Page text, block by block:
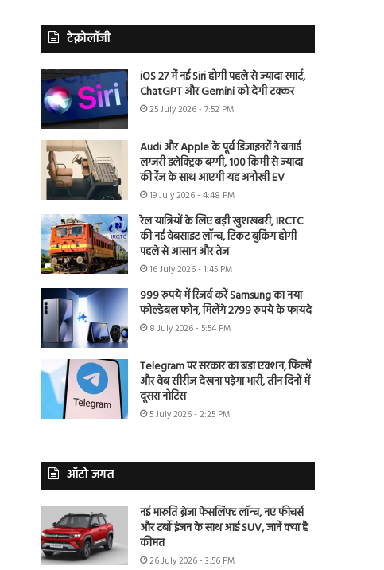
टेक्नोलॉजी
iOS 27 में नई Siri होगी पहले से ज्यादा स्मार्ट,
ChatGPT और Gemini को देगी टक्कर
25 July 2026 - 7:52 PM
Audi और Apple के पूर्व डिजाइनरों ने बनाई
लग्जरी इलेक्ट्रिक बग्गी, 100 किमी से ज्यादा
की रेंज के साथ आएगी यह अनोखी EV
19 July 2026 - 4:48 PM
रेल यात्रियों के लिए बड़ी खुशखबरी, IRCTC
की नई वेबसाइट लॉन्च, टिकट बुकिंग होगी
पहले से आसान और तेज
16 July 2026 - 1:45 PM
999 रुपये में रिजर्व करें Samsung का नया
फोल्डेबल फोन, मिलेंगे 2799 रुपये के फायदे
8 July 2026 - 5:54 PM
Telegram पर सरकार का बड़ा एक्शन, फिल्में
और वेब सीरीज देखना पड़ेगा भारी, तीन दिनों में
दूसरा नोटिस
5 July 2026 - 2:25 PM
ऑटो जगत
नई मारुति ब्रेजा फेसलिफ्ट लॉन्च, नए फीचर्स
और टर्बो इंजन के साथ आई SUV, जानें क्या है
कीमत
26 July 2026 - 3:56 PM